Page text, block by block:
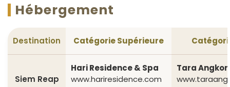
Hébergement
Destination Catégorie Supérieure
Siem Reap
Hari Residence & Spa
www.hariresidence.com
Tara Angkor